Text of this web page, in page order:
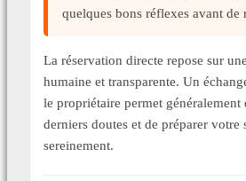
quelques bons réflexes avant de
La réservation directe repose sur
humaine et transparente. Un
le propriétaire permet généralement
derniers doutes et de préparer votre
sereinement.